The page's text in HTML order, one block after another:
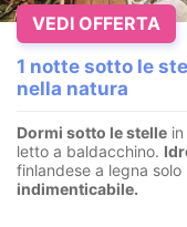
1 notte sotto le
nella natura
Dormi sotto le stelle
letto a baldacchino. I
finlandese a legna solo
indimenticabile.
VEDI OFFERTA